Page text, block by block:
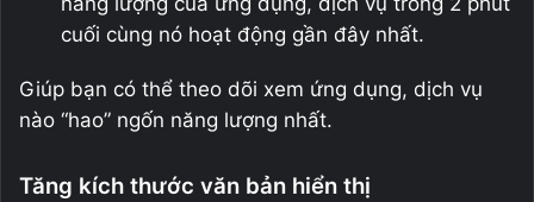
cuối cùng nó hoạt động gần đây nhất.
Giúp bạn có thể theo dõi xem ứng dụng, dịch vụ
nào “hao” ngốn năng lượng nhất.
Tăng kích thước văn bản hiển thị